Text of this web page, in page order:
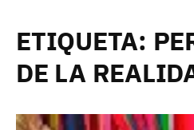
ETIQUETA:
DE LA